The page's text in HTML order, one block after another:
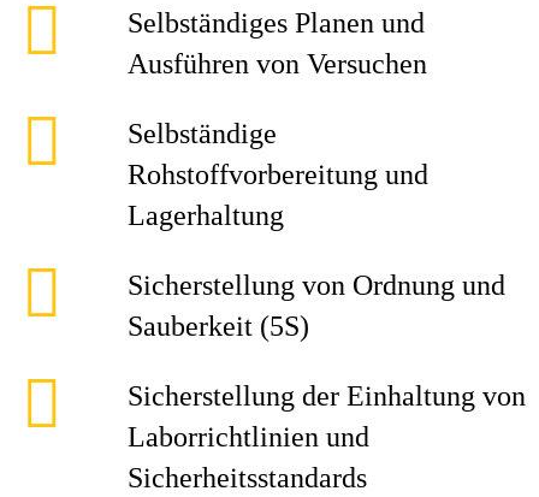
Selbständiges Planen und
Ausführen von Versuchen
Selbständige
Rohstoffvorbereitung und
Lagerhaltung
Sicherstellung von Ordnung und
Sauberkeit (5S)
Sicherstellung der Einhaltung von
Laborrichtlinien und
Sicherheitsstandards